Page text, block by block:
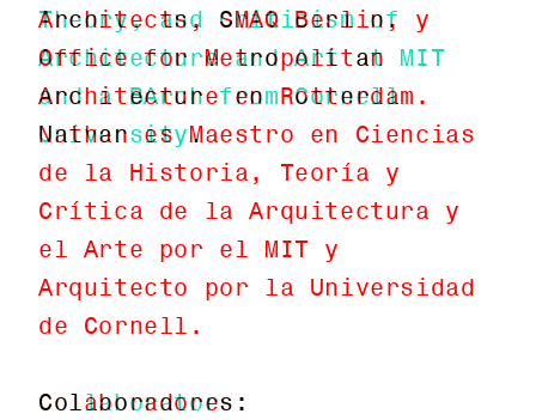
Theory, and Criticism of
Architecture and Art at MIT
and a BArch from Cornell
University.
Architects, SMAQ Berlin, y
Office for Metropolitan
Architecture en Rotterdam.
Nathan es Maestro en Ciencias
de la Historia, Teoría y
Crítica de la Arquitectura y
el Arte por el MIT y
Arquitecto por la Universidad
de Cornell.
Collaborators:
Colaboradores: